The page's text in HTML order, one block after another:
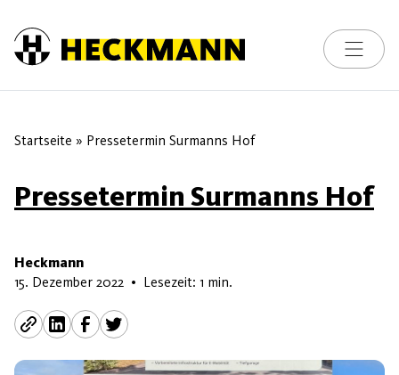
Toggle
Startseite » Pressetermin Surmanns Hof
Pressetermin Surmanns Hof
Heckmann
15. Dezember 2022 29. Juni 2023
• Lesezeit: 1 min.